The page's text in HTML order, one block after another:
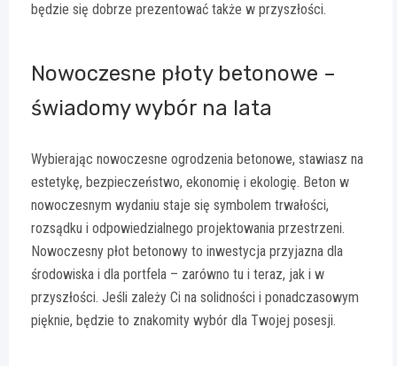
będzie się dobrze prezentować także w przyszłości.
Nowoczesne płoty betonowe –
świadomy wybór na lata
Wybierając nowoczesne ogrodzenia betonowe, stawiasz na
estetykę, bezpieczeństwo, ekonomię i ekologię. Beton w
nowoczesnym wydaniu staje się symbolem trwałości,
rozsądku i odpowiedzialnego projektowania przestrzeni.
Nowoczesny płot betonowy to inwestycja przyjazna dla
środowiska i dla portfela – zarówno tu i teraz, jak i w
przyszłości. Jeśli zależy Ci na solidności i ponadczasowym
pięknie, będzie to znakomity wybór dla Twojej posesji.